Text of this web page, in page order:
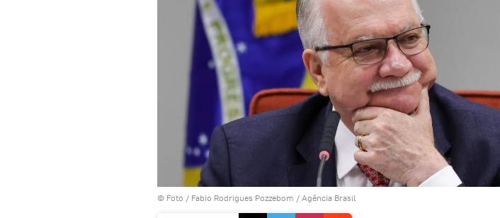
© Foto / Fabio Rodrigues Pozzebom / Agência Brasil